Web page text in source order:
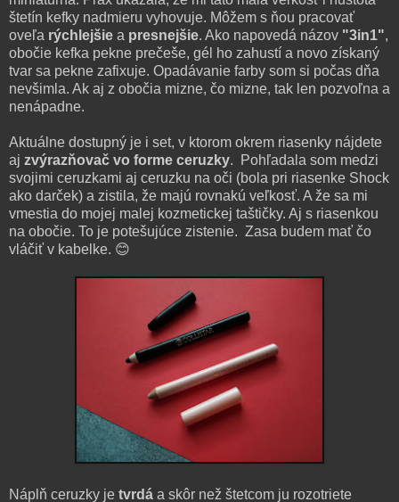
štetín kefky nadmieru vyhovuje. Môžem s ňou pracovať
oveľa rýchlejšie a presnejšie. Ako napovedá názov "3in1",
obočie kefka pekne prečeše, gél ho zahustí a novo získaný
tvar sa pekne zafixuje. Opadávanie farby som si počas dňa
nevšimla. Ak aj z obočia mizne, čo mizne, tak len pozvoľna a
nenápadne.
Aktuálne dostupný je i set, v ktorom okrem riasenky nájdete
aj zvýrazňovač vo forme ceruzky. Pohľadala som medzi
svojimi ceruzkami aj ceruzku na oči (bola pri riasenke Shock
ako darček) a zistila, že majú rovnakú veľkosť. A že sa mi
vmestia do mojej malej kozmetickej taštičky. Aj s riasenkou
na obočie. To je potešujúce zistenie. Zasa budem mať čo
vláčiť v kabelke. 😊
Náplň ceruzky je tvrdá a skôr než štetcom ju rozotriete